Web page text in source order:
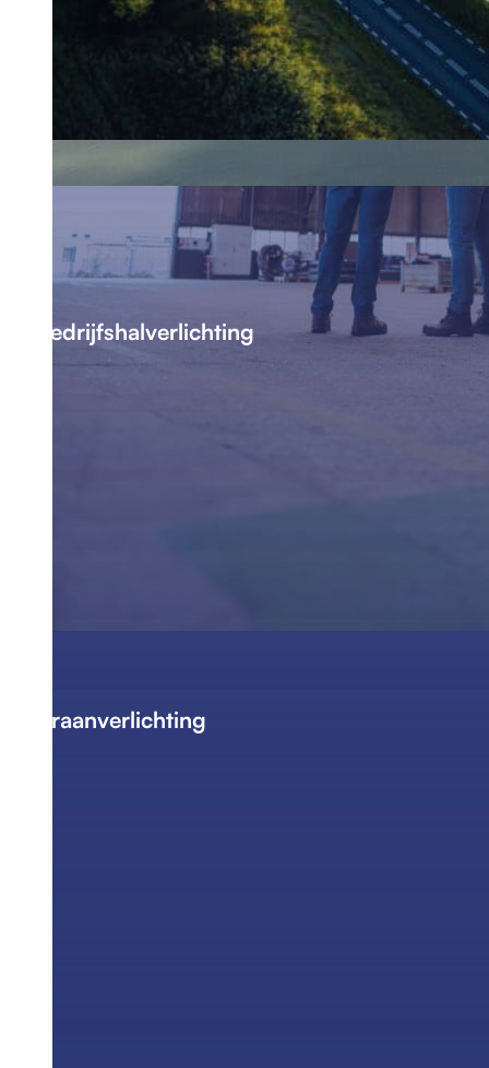
Bedrijfshalverlichting
Kraanverlichting